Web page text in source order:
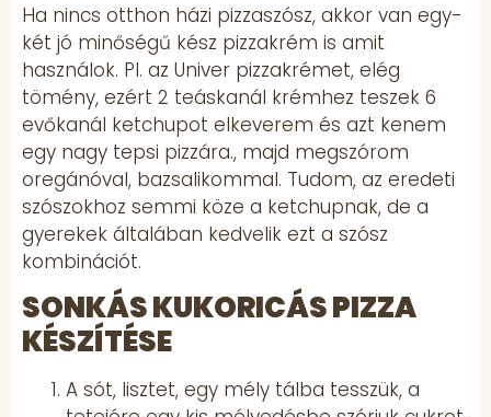
Ha nincs otthon házi pizzaszósz, akkor van egy-
két jó minőségű kész pizzakrém is amit
használok. Pl. az Univer pizzakrémet, elég
tömény, ezért 2 teáskanál krémhez teszek 6
evőkanál ketchupot elkeverem és azt kenem
egy nagy tepsi pizzára., majd megszórom
oregánóval, bazsalikommal. Tudom, az eredeti
szószokhoz semmi köze a ketchupnak, de a
gyerekek általában kedvelik ezt a szósz
kombinációt.
SONKÁS KUKORICÁS PIZZA
KÉSZÍTÉSE
A sót, lisztet, egy mély tálba tesszük, a